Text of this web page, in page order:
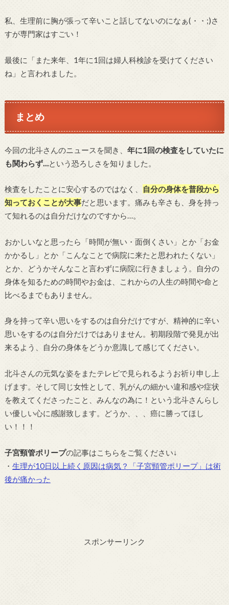
私、生理前に胸が張って辛いこと話してないのになぁ(・・;)さ
すが専門家はすごい！
最後に「また来年、1年に1回は婦人科検診を受けてください
ね」と言われました。
まとめ
今回の北斗さんのニュースを聞き、 年に1回の検査をしていたに
も関わらず…という恐ろしさを知りました。
検査をしたことに安心するのではなく、
自分の身体を普段から
知っておくことが大事だと思います。痛みも辛さも、身を持っ
て知れるのは自分だけなのですから…。
おかしいなと思ったら「時間が無い・面倒くさい」とか「お金
かかるし」とか「こんなことで病院に来たと思われたくない」
とか、どうかそんなこと言わずに病院に行きましょう。自分の
身体を知るための時間やお金は、これからの人生の時間や命と
比べるまでもありません。
身を持って辛い思いをするのは自分だけですが、精神的に辛い
思いをするのは自分だけではありません。初期段階で発見が出
来るよう、自分の身体をどうか意識して感じてください。
北斗さんの元気な姿をまたテレビで見られるようお祈り申し上
げます。そして同じ女性として、乳がんの細かい違和感や症状
を教えてくださったこと、みんなの為に！という北斗さんらし
い優しい心に感謝致します。どうか、、、癌に勝ってほし
い！！！
子宮頸管ポリープの記事はこちらをご覧ください↓
・ 生理が10日以上続く原因は病気？「子宮頸管ポリープ」は術
後が痛かった
スポンサーリンク